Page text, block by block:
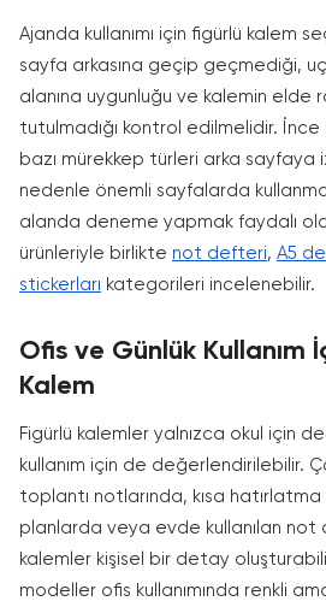
Ajanda kullanımı için figürlü kalem
sayfa arkasına geçip geçmediği, uç
alanına uygunluğu ve kalemin elde
tutulmadığı kontrol edilmelidir.
bazı mürekkep türleri arka sayfaya
nedenle önemli sayfalarda
alanda deneme yapmak faydalı
ürünleriyle birlikte not defteri, A5
stickerları kategorileri incelenebilir.
Ofis ve Günlük Kullanım
Kalem
Figürlü kalemler yalnızca okul için
kullanım için de değerlendirilebilir.
toplantı notlarında, kısa hatırlatma
planlarda veya evde kullanılan not
kalemler kişisel bir detay
modeller ofis kullanımında renkli